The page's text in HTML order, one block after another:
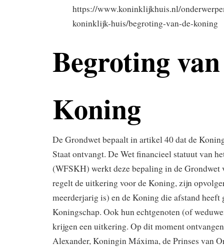
https://www.koninklijkhuis.nl/
koninklijk-huis/begroting-van-de-koning
Begroting
Koning
De Grondwet bepaalt in artikel 40 dat de
Staat ontvangt. De Wet financieel statuut van
(WFSKH) werkt deze bepaling in de Grondwet
regelt de uitkering voor de Koning, zijn
meerderjarig is) en de Koning die afstand heeft
Koningschap. Ook hun echtgenoten (of
krijgen een uitkering. Op dit moment
Alexander, Koningin Máxima, de Prinses van